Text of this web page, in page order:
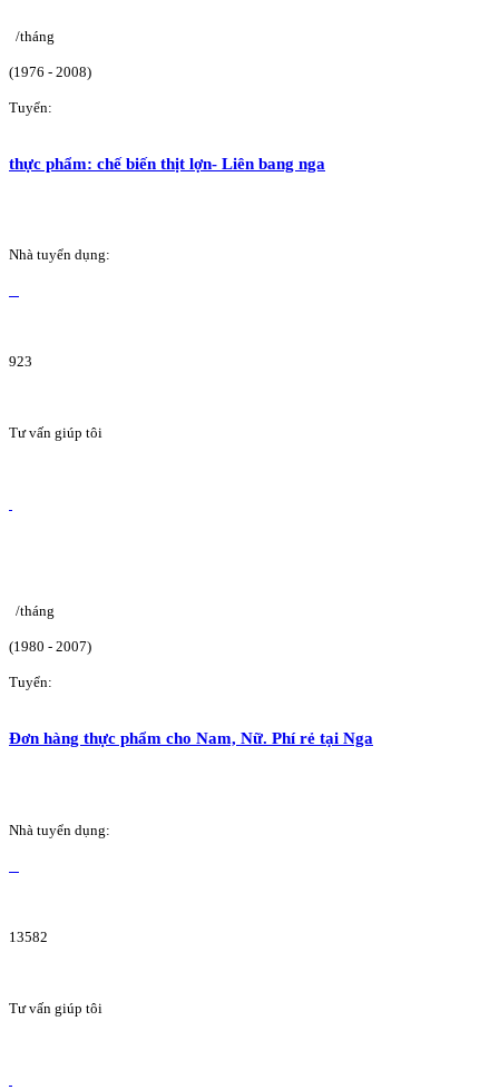
/tháng
(1976 - 2008)
Tuyển:
thực phẩm: chế biến thịt lợn- Liên bang nga
Nhà tuyển dụng:
923
Tư vấn giúp tôi
/tháng
(1980 - 2007)
Tuyển:
Đơn hàng thực phẩm cho Nam, Nữ. Phí rẻ tại Nga
Nhà tuyển dụng:
13582
Tư vấn giúp tôi